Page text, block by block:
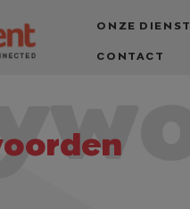
ONZE
CONTACT